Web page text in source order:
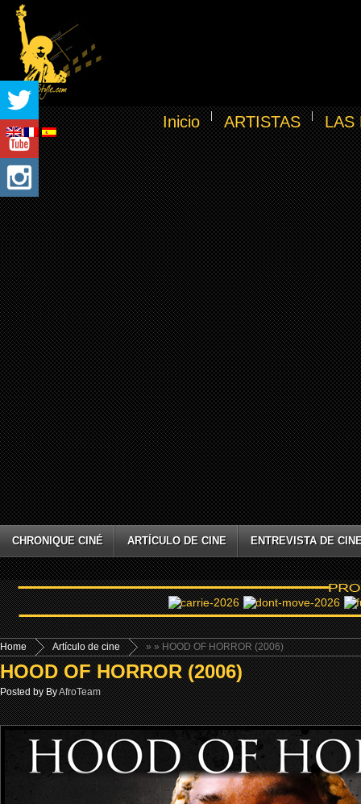
Inicio ARTISTAS LAS
CHRONIQUE CINÉ ARTÍCULO DE CINE ENTREVISTA DE
Home »
Artículo de cine » HOOD OF HORROR (2006)
HOOD OF HORROR (2006)
Posted by ByAfroTeam